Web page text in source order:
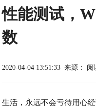
性能测试，
数
2020-04-04 13:51:33 来源： 阅
生活，永远不会亏待用心